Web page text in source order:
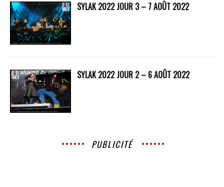
SYLAK 2022 JOUR 3 – 7 AOÛT 2022
SYLAK 2022 JOUR 2 – 6 AOÛT 2022
PUBLICITÉ